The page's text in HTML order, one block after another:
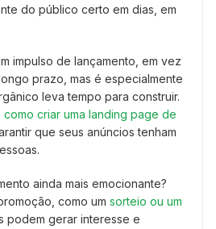
do público certo em dias, em
impulso de lançamento, em vez
prazo, mas é especialmente
leva tempo para construir.
como criar uma landing page de
que seus anúncios tenham
ainda mais emocionante?
como um sorteio ou um
podem gerar interesse e